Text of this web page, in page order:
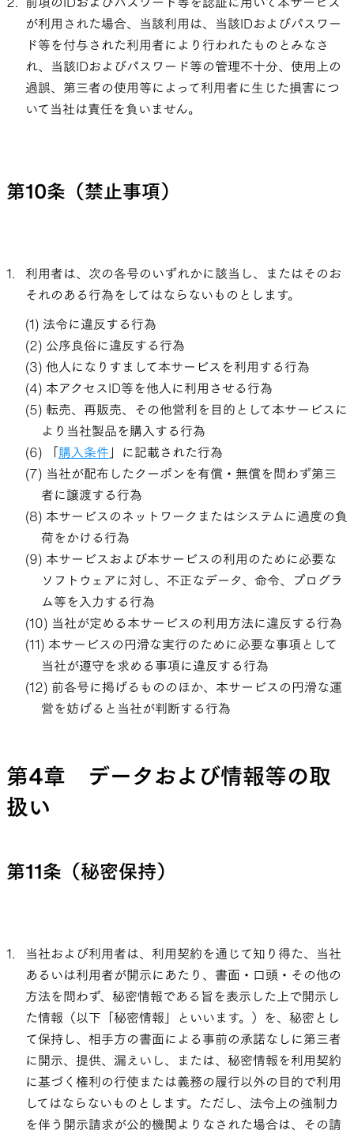
前項のIDおよびパスワード等を認証に用いて本サービス
が利用された場合、当該利用は、当該IDおよびパスワー
ド等を付与された利用者により行われたものとみなさ
れ、当該IDおよびパスワード等の管理不十分、使用上の
過誤、第三者の使用等によって利用者に生じた損害につ
いて当社は責任を負いません。
第10条（禁止事項）
利用者は、次の各号のいずれかに該当し、またはそのお
それのある行為をしてはならないものとします。
法令に違反する行為
公序良俗に違反する行為
他人になりすまして本サービスを利用する行為
本アクセスID等を他人に利用させる行為
転売、再販売、その他営利を目的として本サービスに
より当社製品を購入する行為
購入条件 」に記載された行為
当社が配布したクーポンを有償・無償を問わず第三
者に譲渡する行為
本サービスのネットワークまたはシステムに過度の負
荷をかける行為
本サービスおよび本サービスの利用のために必要な
ソフトウェアに対し、不正なデータ、命令、プログラ
ム等を入力する行為
当社が定める本サービスの利用方法に違反する行為
本サービスの円滑な実行のために必要な事項として
当社が遵守を求める事項に違反する行為
前各号に掲げるもののほか、本サービスの円滑な運
営を妨げると当社が判断する行為
第4章 データおよび情報等の取
扱い
第11条（秘密保持）
当社および利用者は、利用契約を通じて知り得た、当社
あるいは利用者が開示にあたり、書面・口頭・その他の
方法を問わず、秘密情報である旨を表示した上で開示し
た情報（以下「秘密情報」といいます。）を、秘密とし
て保持し、相手方の書面による事前の承諾なしに第三者
に開示、提供、漏えいし、または、秘密情報を利用契約
に基づく権利の行使または義務の履行以外の目的で利用
してはならないものとします。ただし、法令上の強制力
を伴う開示請求が公的機関よりなされた場合は、その請